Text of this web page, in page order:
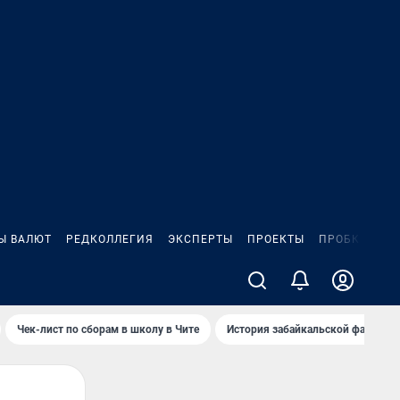
ВАЛЮТ РЕДКОЛЛЕГИЯ ЭКСПЕРТЫ ПРОЕКТЫ ПРОБКИ
Чек-лист по сборам в школу в Чите История забайкальской фамилии